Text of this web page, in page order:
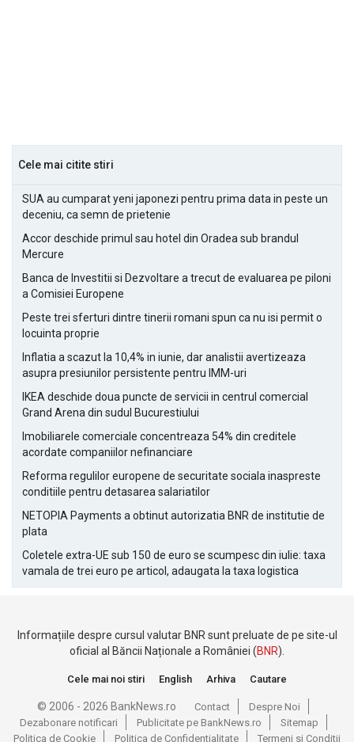
Cele mai citite stiri
SUA au cumparat yeni japonezi pentru prima data in peste un
deceniu, ca semn de prietenie
Accor deschide primul sau hotel din Oradea sub brandul
Mercure
Banca de Investitii si Dezvoltare a trecut de evaluarea pe piloni
a Comisiei Europene
Peste trei sferturi dintre tinerii romani spun ca nu isi permit o
locuinta proprie
Inflatia a scazut la 10,4% in iunie, dar analistii avertizeaza
asupra presiunilor persistente pentru IMM-uri
IKEA deschide doua puncte de servicii in centrul comercial
Grand Arena din sudul Bucurestiului
Imobiliarele comerciale concentreaza 54% din creditele
acordate companiilor nefinanciare
Reforma regulilor europene de securitate sociala inaspreste
conditiile pentru detasarea salariatilor
NETOPIA Payments a obtinut autorizatia BNR de institutie de
plata
Coletele extra-UE sub 150 de euro se scumpesc din iulie: taxa
vamala de trei euro pe articol, adaugata la taxa logistica
Informațiile despre cursul valutar BNR sunt preluate de pe site-ul
oficial al Băncii Naționale a României (BNR).
Cele mai noi stiri English Arhiva Cautare
© 2006 - 2026 BankNews.ro Contact
Despre Noi
Dezabonare notificari
Publicitate pe BankNews.ro
Sitemap
Politica de Cookie
Politica de Confidentialitate Termeni si Conditii